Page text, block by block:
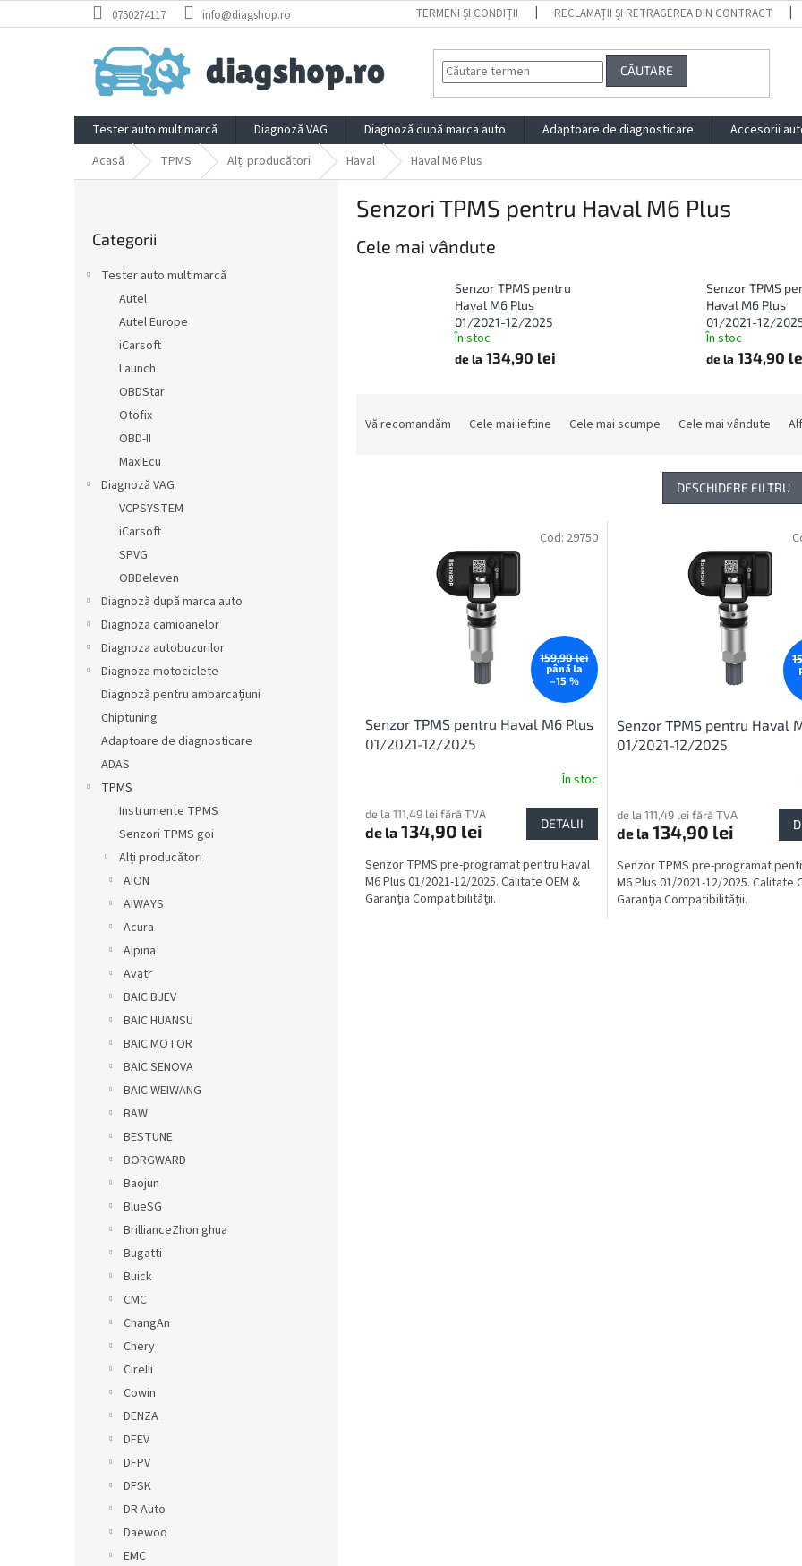
la
0750274117 info@diagshop.ro TERMENI ȘI CONDIȚII RECLAMAȚII ȘI RETRAGEREA DIN CONTRACT
CĂUTARE
Tester auto multimarcă Diagnoză VAG Diagnoză după marca auto Adaptoare de diagnosticare Accesorii
Acasă
TPMS Alți producători Haval Haval M6 Plus
peste
Categorii
Tester auto multimarcă
Autel
Autel Europe
iCarsoft
Launch
OBDStar
Otofix
OBD-II
MaxiEcu
Diagnoză VAG
VCPSYSTEM
iCarsoft
SPVG
OBDeleven
Diagnoză după marca auto
Diagnoza camioanelor
Diagnoza autobuzurilor
Diagnoza motociclete
Diagnoză pentru ambarcațiuni
Chiptuning
Adaptoare de diagnosticare
ADAS
TPMS
Instrumente TPMS
Senzori TPMS goi
Alți producători
AION
AIWAYS
Acura
Alpina
Avatr
BAIC BJEV
BAIC HUANSU
BAIC MOTOR
BAIC SENOVA
BAIC WEIWANG
BAW
BESTUNE
BORGWARD
Baojun
BlueSG
BrillianceZhon ghua
Bugatti
Buick
CMC
ChangAn
Chery
Cirelli
Cowin
DENZA
DFEV
DFPV
DFSK
DR Auto
Daewoo
EMC
Senzori TPMS pentru Haval M6 Plus
Cele mai vândute
Senzor TPMS pentru
Haval M6 Plus
01/2021-12/2025
În stoc
de la 134,90 lei
Senzor TPMS
Haval M6 Plus
01/2021-12/
În stoc
de la 134,90
Vă recomandăm Cele mai ieftine Cele mai scumpe Cele mai vândute
DESCHIDERE FILTRU
159,90 lei
până la
–15 %
Senzor TPMS pentru Haval M6 Plus
01/2021-12/2025
În stoc
de la 111,49 lei fără TVA
de la 134,90 lei DETALII
Senzor TPMS pre-programat pentru Haval
M6 Plus 01/2021-12/2025. Calitate OEM &
Garanția Compatibilității.
Cod: 29750
Senzor TPMS pentru Haval
01/2021-12/2025
de la 111,49 lei fără TVA
de la134,90 lei
Senzor TPMS pre-programat
M6 Plus 01/2021-12/2025. Calitate
Garanția Compatibilității.